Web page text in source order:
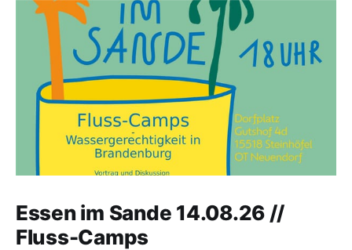
Essen im Sande 14.08.26 //
Fluss-Camps